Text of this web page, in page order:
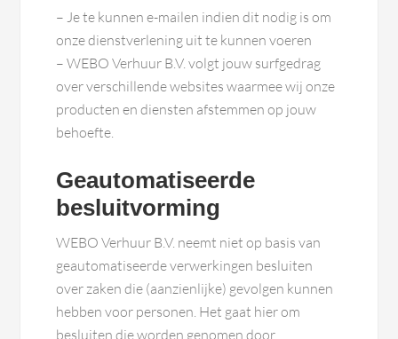
– Je te kunnen e-mailen indien dit nodig is om
onze dienstverlening uit te kunnen voeren
– WEBO Verhuur B.V. volgt jouw surfgedrag
over verschillende websites waarmee wij onze
producten en diensten afstemmen op jouw
behoefte.
Geautomatiseerde
besluitvorming
WEBO Verhuur B.V. neemt niet op basis van
geautomatiseerde verwerkingen besluiten
over zaken die (aanzienlijke) gevolgen kunnen
hebben voor personen. Het gaat hier om
besluiten die worden genomen door